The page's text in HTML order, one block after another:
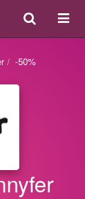
ou
Search
-50%